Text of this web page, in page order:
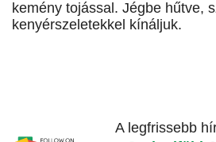
kemény tojással. Jégbe hűtve,
kenyérszeletekkel kínáljuk.
A legfrissebb